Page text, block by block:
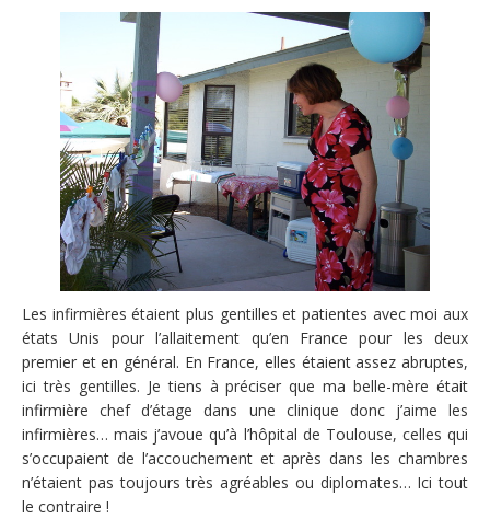
Les infirmières étaient plus gentilles et patientes avec moi aux
états Unis pour l’allaitement qu’en France pour les deux
premier et en général. En France, elles étaient assez abruptes,
ici très gentilles. Je tiens à préciser que ma belle-mère était
infirmière chef d’étage dans une clinique donc j’aime les
infirmières… mais j’avoue qu’à l’hôpital de Toulouse, celles qui
s’occupaient de l’accouchement et après dans les chambres
n’étaient pas toujours très agréables ou diplomates… Ici tout
le contraire !